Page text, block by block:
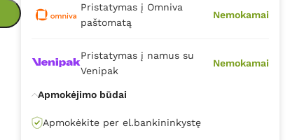
Pristatymas į Omniva
paštomatą
Nemokamai
Pristatymas į namus su
Venipak
Nemokamai
Apmokėjimo būdai
Apmokėkite per el.bankininkystę